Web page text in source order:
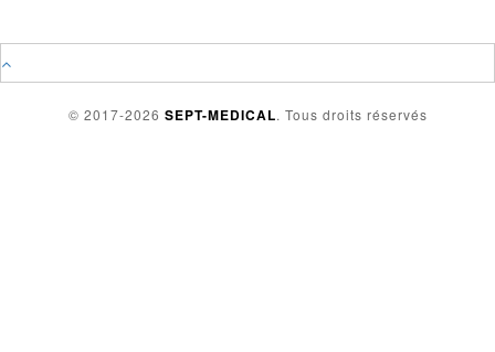
© 2017-2026 SEPT-MEDICAL. Tous droits réservés